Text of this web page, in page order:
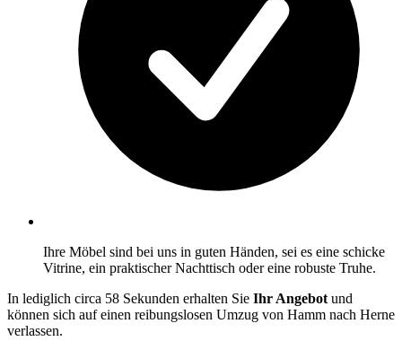
Ihre Möbel sind bei uns in guten Händen, sei es eine schicke
Vitrine, ein praktischer Nachttisch oder eine robuste Truhe.
In lediglich circa 58 Sekunden erhalten Sie Ihr Angebot und
können sich auf einen reibungslosen Umzug von Hamm nach Herne
verlassen.